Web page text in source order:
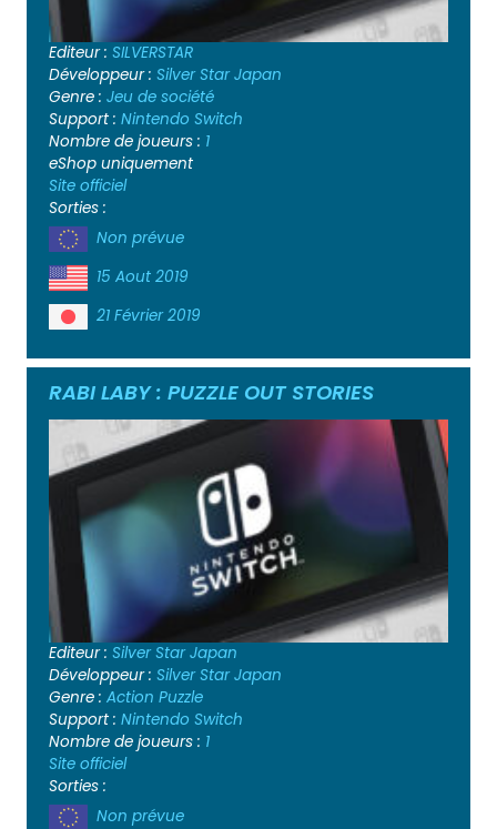
Editeur : SILVERSTAR
Développeur : Silver Star Japan
Genre : Jeu de société
Support : Nintendo Switch
Nombre de joueurs : 1
eShop uniquement
Site officiel
Sorties :
Non prévue
15 Aout 2019
21 Février 2019
RABI LABY : PUZZLE OUT STORIES
Editeur : Silver Star Japan
Développeur : Silver Star Japan
Genre : Action Puzzle
Support : Nintendo Switch
Nombre de joueurs : 1
Site officiel
Sorties :
Non prévue